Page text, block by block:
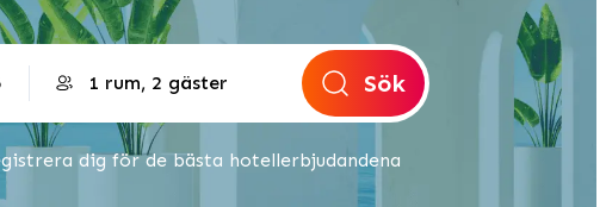
Sök
dig för de bästa hotellerbjudandena